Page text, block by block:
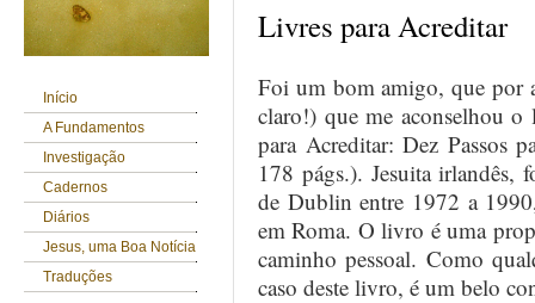
Início
A Fundamentos
Investigação
Cadernos
Diários
Jesus, uma Boa Notícia
Traduções
Livres para Acreditar
Foi um bom amigo, que por
claro!) que me aconselhou
para Acreditar: Dez Passos
178 págs.). Jesuita irlandês,
de Dublin entre 1972 a
em Roma. O livro é uma
caminho pessoal. Como
caso deste livro, é um belo